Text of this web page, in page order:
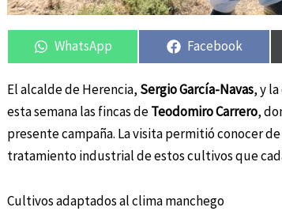
Compartir
en
WhatsApp
Compartir
en
Facebook
El alcalde de Herencia, Sergio García-Navas, y
esta semana las fincas deTeodomiro Carrero,
presente campaña. La visita permitió conocer
tratamiento industrial de estos cultivos que
Cultivos adaptados al clima manchego
Compartir
en
Compartir
en